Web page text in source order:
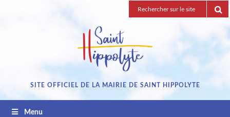
Recherche
pour
SITE OFFICIEL DE LA MAIRIE DE SAINT HIPPOLYTE
Menu